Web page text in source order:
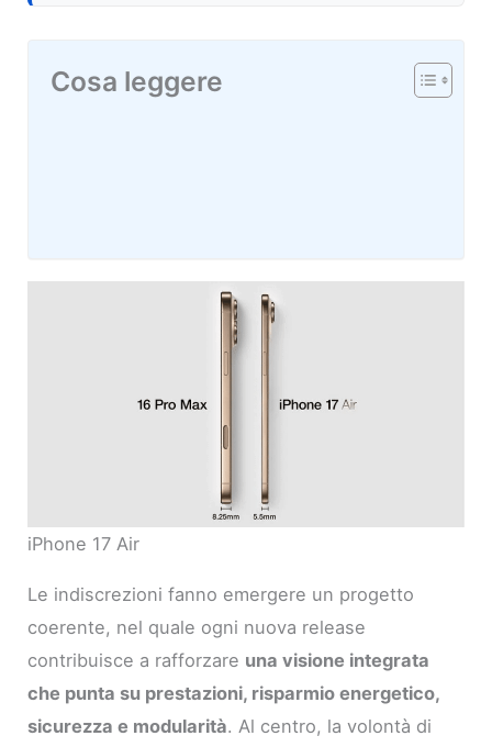
Cosa leggere
iPhone 17 Air
Le indiscrezioni fanno emergere un progetto
coerente, nel quale ogni nuova release
contribuisce a rafforzare una visione integrata
che punta su prestazioni, risparmio energetico,
sicurezza e modularità. Al centro, la volontà di